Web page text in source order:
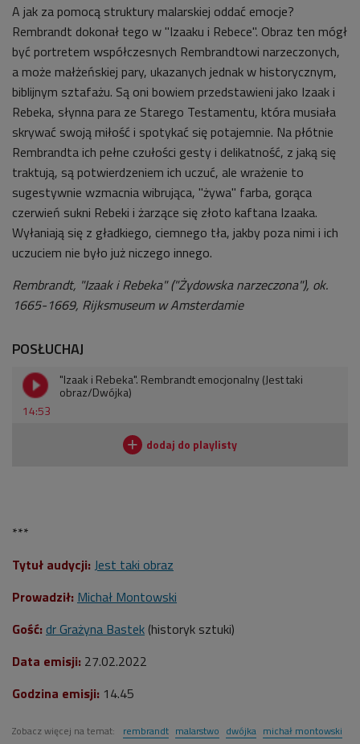
A jak za pomocą struktury malarskiej oddać emocje?
Rembrandt dokonał tego w "Izaaku i Rebece". Obraz ten mógł
być portretem współczesnych Rembrandtowi narzeczonych,
a może małżeńskiej pary, ukazanych jednak w historycznym,
biblijnym sztafażu. Są oni bowiem przedstawieni jako Izaak i
Rebeka, słynna para ze Starego Testamentu, która musiała
skrywać swoją miłość i spotykać się potajemnie. Na płótnie
Rembrandta ich pełne czułości gesty i delikatność, z jaką się
traktują, są potwierdzeniem ich uczuć, ale wrażenie to
sugestywnie wzmacnia wibrująca, "żywa" farba, gorąca
czerwień sukni Rebeki i żarzące się złoto kaftana Izaaka.
Wyłaniają się z gładkiego, ciemnego tła, jakby poza nimi i ich
uczuciem nie było już niczego innego.
Rembrandt, "Izaak i Rebeka" ("Żydowska narzeczona"), ok.
1665-1669, Rijksmuseum w Amsterdamie
POSŁUCHAJ
14:53
"Izaak i Rebeka". Rembrandt emocjonalny (Jest taki
obraz/Dwójka)
***
Tytuł audycji: Jest taki obraz
Prowadził: Michał Montowski
Gość: dr Grażyna Bastek (historyk sztuki)
Data emisji: 27.02.2022
Godzina emisji: 14.45
Zobacz więcej na temat: rembrandt malarstwo dwójka michał montowski